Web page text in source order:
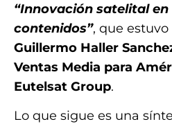
“Innovación satelital
contenidos”, que
Guillermo Haller
Ventas Media para
Eutelsat Group.
Lo que sigue es una